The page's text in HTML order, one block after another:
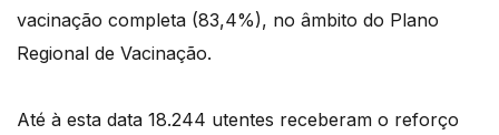
vacinação completa (83,4%), no âmbito do Plano
Regional de Vacinação.
Até à esta data 18.244 utentes receberam o reforço